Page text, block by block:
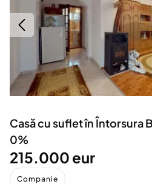
Servicii
Animale de companie
Afaceri și echipamente
Inchiriere Bunuri si Vehicule
Utilaje agricole si industriale
Piese auto si accesorii
Dacia Duster
Casă cu suflet în Întorsura
0%
215.000 eur
Companie